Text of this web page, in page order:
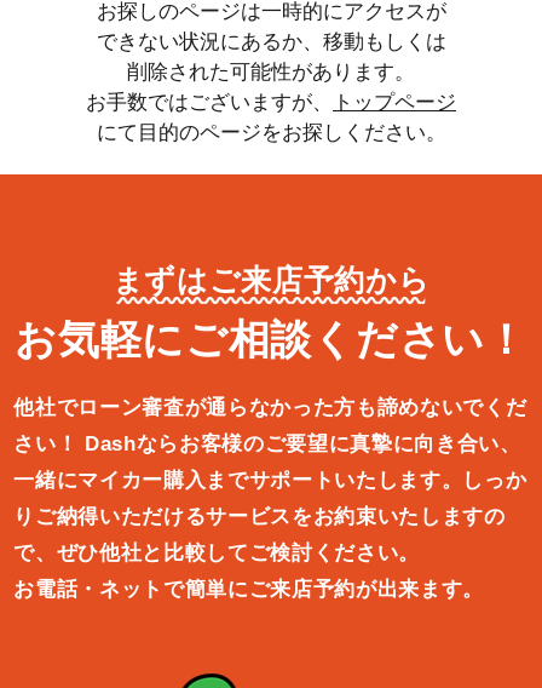
お探しのページは一時的にアクセスが
できない状況にあるか、移動もしくは
削除された可能性があります。
お手数ではございますが、
トップページ
にて目的のページをお探しください。
まずはご来店予約から
お気軽にご相談ください！
他社でローン審査が通らなかった方も諦めないでくだ
さい！
Dashならお客様のご要望に真摯に向き合い、
一緒にマイカー購入ま でサポートいたします。しっか
りご納得いただけるサービスをお約束いたしますの
で、ぜひ他社と比較してご検討ください。
お電話・ネットで簡単にご来店予約が出来ます。